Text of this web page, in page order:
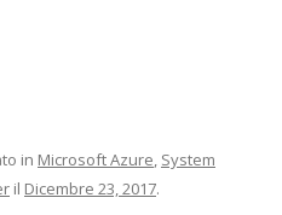
in Microsoft Azure, System
il Dicembre 23, 2017.